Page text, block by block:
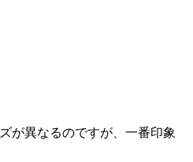
が異なるのですが、一番印象